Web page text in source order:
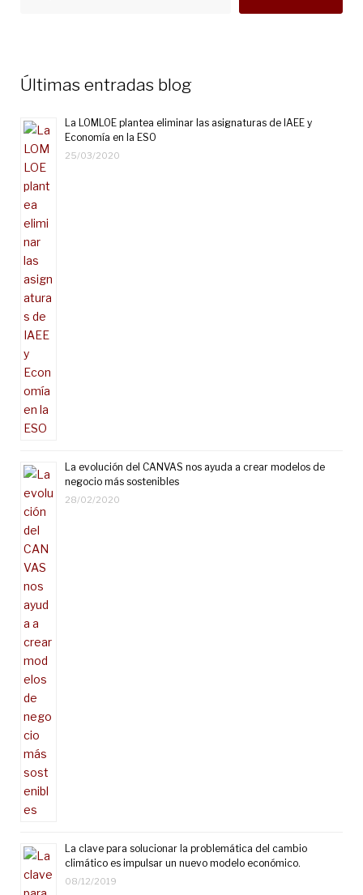
Últimas entradas blog
La LOMLOE plantea eliminar las asignaturas de IAEE y
Economía en la ESO
25/03/2020
La evolución del CANVAS nos ayuda a crear modelos de
negocio más sostenibles
28/02/2020
La clave para solucionar la problemática del cambio
climático es impulsar un nuevo modelo económico.
08/12/2019